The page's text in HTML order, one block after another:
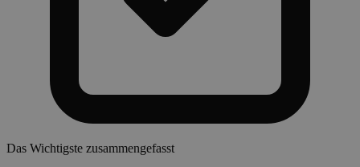
Das Wichtigste zusammengefasst